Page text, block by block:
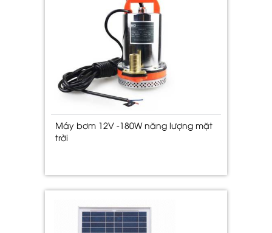
Máy bơm 12V -180W năng lượng mặt
trời